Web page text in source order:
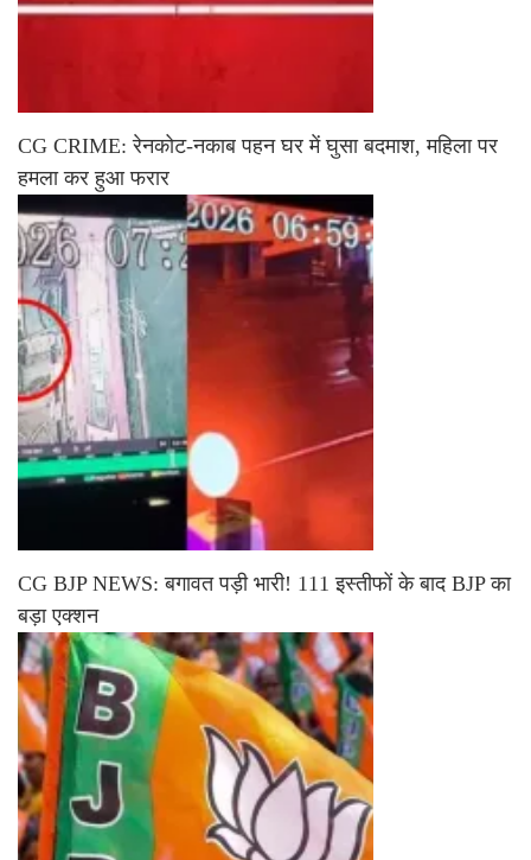
CG CRIME: रेनकोट-नकाब पहन घर में घुसा बदमाश, महिला पर
हमला कर हुआ फरार
CG BJP NEWS: बगावत पड़ी भारी! 111 इस्तीफों के बाद BJP का
बड़ा एक्शन